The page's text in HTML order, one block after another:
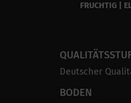
FRUCHTIG |
Deutscher
BODEN